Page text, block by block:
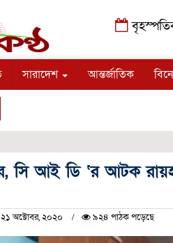
সারাদেশ আন্তর্জাতিক
সি আই ডি ‘র আটক
অক্টোবর, ২০২০ ৯২৪ পাঠক পড়েছে